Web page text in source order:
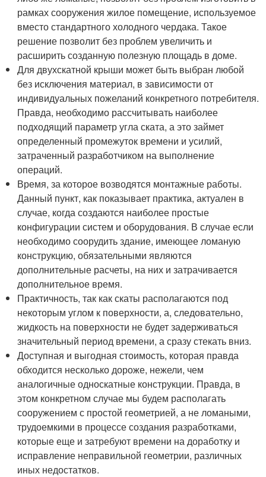
рамках сооружения жилое помещение, используемое
вместо стандартного холодного чердака. Такое
решение позволит без проблем увеличить и
расширить созданную полезную площадь в доме.
Для двухскатной крыши может быть выбран любой
без исключения материал, в зависимости от
индивидуальных пожеланий конкретного потребителя.
Правда, необходимо рассчитывать наиболее
подходящий параметр угла ската, а это займет
определенный промежуток времени и усилий,
затраченный разработчиком на выполнение
операций.
Время, за которое возводятся монтажные работы.
Данный пункт, как показывает практика, актуален в
случае, когда создаются наиболее простые
конфигурации систем и оборудования. В случае если
необходимо соорудить здание, имеющее ломаную
конструкцию, обязательными являются
дополнительные расчеты, на них и затрачивается
дополнительное время.
Практичность, так как скаты располагаются под
некоторым углом к поверхности, а, следовательно,
жидкость на поверхности не будет задерживаться
значительный период времени, а сразу стекать вниз.
Доступная и выгодная стоимость, которая правда
обходится несколько дороже, нежели, чем
аналогичные односкатные конструкции. Правда, в
этом конкретном случае мы будем располагать
сооружением с простой геометрией, а не ломаными,
трудоемкими в процессе создания разработками,
которые еще и затребуют времени на доработку и
исправление неправильной геометрии, различных
иных недостатков.